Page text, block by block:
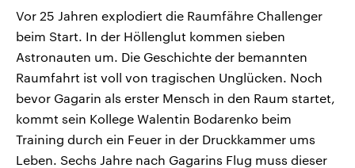
Vor 25 Jahren explodiert die Raumfähre Challenger
beim Start. In der Höllenglut kommen sieben
Astronauten um. Die Geschichte der bemannten
Raumfahrt ist voll von tragischen Unglücken. Noch
bevor Gagarin als erster Mensch in den Raum startet,
kommt sein Kollege Walentin Bodarenko beim
Training durch ein Feuer in der Druckkammer ums
Leben. Sechs Jahre nach Gagarins Flug muss dieser